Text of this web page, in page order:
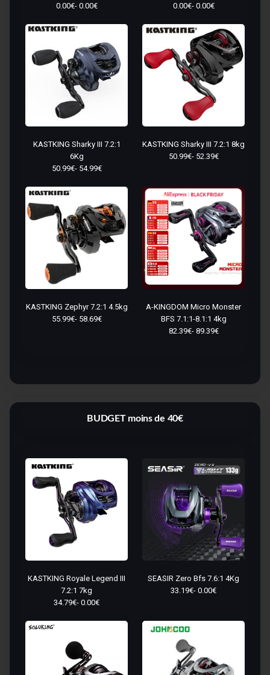
0.00€- 0.00€
0.00€- 0.00€
KASTKING Sharky III 7.2:1
6Kg
50.99€- 54.99€
KASTKING Sharky III 7.2:1 8kg
50.99€- 52.39€
KASTKING Zephyr 7.2:1 4.5kg
55.99€- 58.69€
A-KINGDOM Micro Monster
BFS 7.1:1-8.1:1 4kg
82.39€- 89.39€
BUDGET moins de 40€
KASTKING Royale Legend III
7.2:1 7kg
34.79€- 0.00€
SEASIR Zero Bfs 7.6:1 4Kg
33.19€- 0.00€